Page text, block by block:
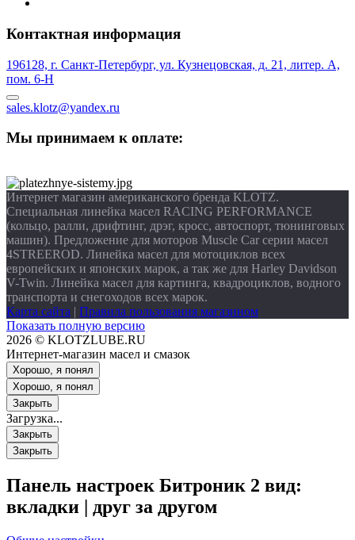
Контактная информация
196128, г. Санкт-Петербург, ул. Кузнецовская, д. 21, литер. А,
пом. 6-Н
sales.klotz@yandex.ru
Мы принимаем к оплате:
Интернет магазин американского бренда KLOTZ.
Специальная линейка масел RACING PERFORMANCE
(кольцо, ралли, дрифтинг, дрэг, кросс, автоспорт, тюнинговых
машин). Предложение для моторов Muscle Car серии масел
4STREEROD. Линейка масел для мотоциклов всех
европейских и японских марок, а так же для Harley Davidson
V-Twin. Линейка масел для картинга, квадроциклов, водного
транспорта и снегоходов всех марок.
Карта сайта | Правила пользования магазином
Показать полную версию
2026 © KLOTZLUBE.RU
Интернет-магазин масел и смазок
Хорошо, я понял
Хорошо, я понял
Закрыть
Загрузка...
Закрыть
Закрыть
Панель настроек Битроник 2 вид:
вкладки | друг за другом